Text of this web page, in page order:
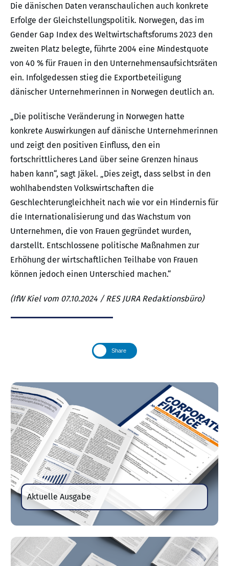
Die dänischen Daten veranschaulichen auch konkrete
Erfolge der Gleichstellungspolitik. Norwegen, das im
Gender Gap Index des Weltwirtschaftsforums 2023 den
zweiten Platz belegte, führte 2004 eine Mindestquote
von 40 % für Frauen in den Unternehmensaufsichtsräten
ein. Infolgedessen stieg die Exportbeteiligung
dänischer Unternehmerinnen in Norwegen deutlich an.
„Die politische Veränderung in Norwegen hatte
konkrete Auswirkungen auf dänische Unternehmerinnen
und zeigt den positiven Einfluss, den ein
fortschrittlicheres Land über seine Grenzen hinaus
haben kann“, sagt Jäkel. „Dies zeigt, dass selbst in den
wohlhabendsten Volkswirtschaften die
Geschlechterungleichheit nach wie vor ein Hindernis für
die Internationalisierung und das Wachstum von
Unternehmen, die von Frauen gegründet wurden,
darstellt. Entschlossene politische Maßnahmen zur
Erhöhung der wirtschaftlichen Teilhabe von Frauen
können jedoch einen Unterschied machen.“
(IfW Kiel vom 07.10.2024 / RES JURA Redaktionsbüro)
Share
Aktuelle Ausgabe